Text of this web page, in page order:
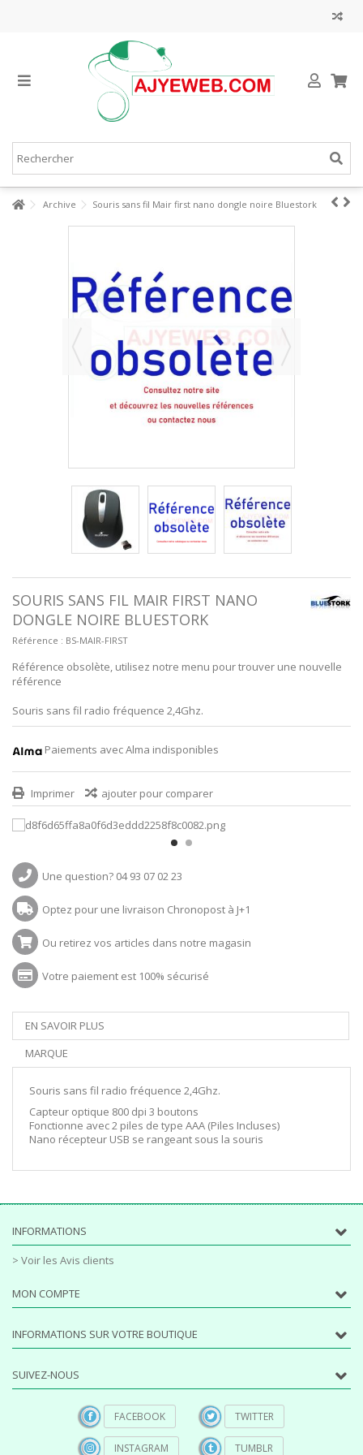
Archive Souris sans fil Mair first nano dongle noire Bluestork
SOURIS SANS FIL MAIR FIRST NANO
DONGLE NOIRE BLUESTORK
Référence : BS-MAIR-FIRST
Référence obsolète, utilisez notre menu pour trouver une nouvelle
référence
Souris sans fil radio fréquence 2,4Ghz.
Paiements avec Alma indisponibles
Imprimer ajouter pour comparer
Une question? 04 93 07 02 23
Optez pour une livraison Chronopost à J+1
Ou retirez vos articles dans notre magasin
Votre paiement est 100% sécurisé
EN SAVOIR PLUS
MARQUE
Souris sans fil radio fréquence 2,4Ghz.
Capteur optique 800 dpi 3 boutons
Fonctionne avec 2 piles de type AAA (Piles Incluses)
Nano récepteur USB se rangeant sous la souris
INFORMATIONS
> Voir les Avis clients
MON COMPTE
INFORMATIONS SUR VOTRE BOUTIQUE
SUIVEZ-NOUS
FACEBOOK
INSTAGRAM
TWITTER
TUMBLR